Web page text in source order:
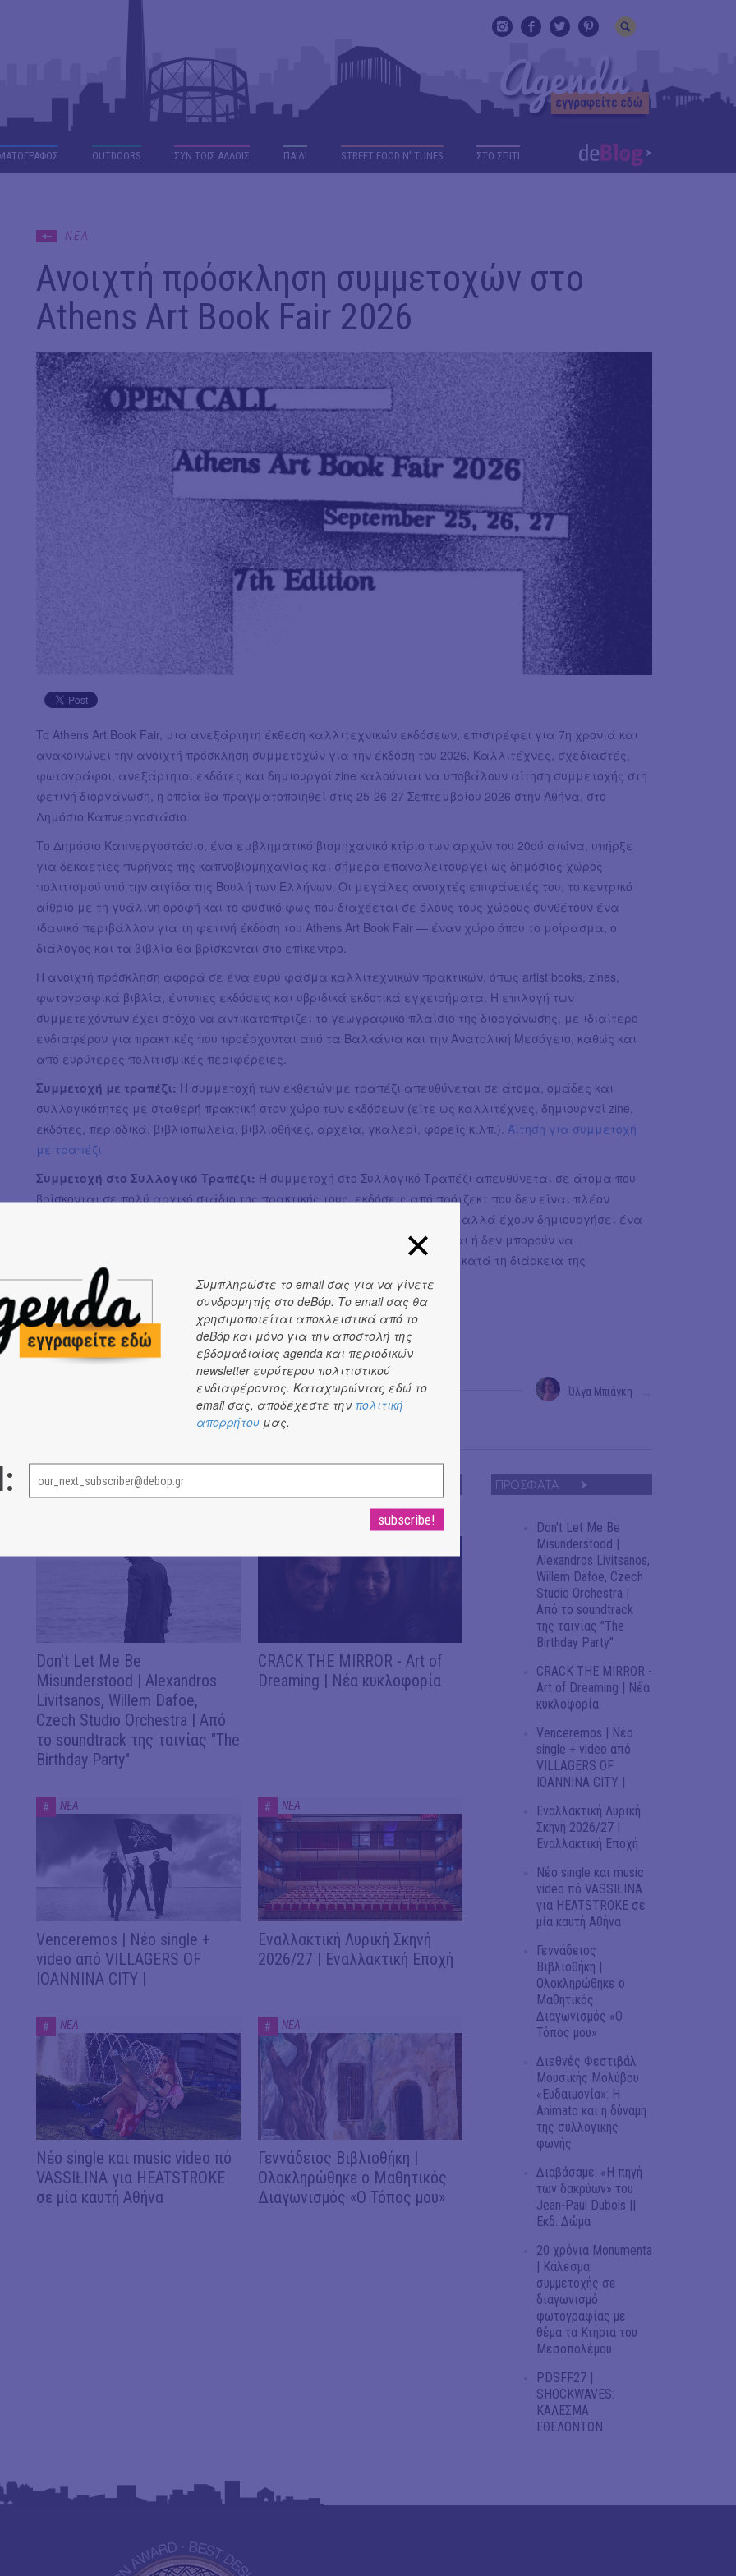
OUTDΟORS ΣΥΝ ΤΟΙΣ ΑΛΛΟΙΣ ΠΑΙΔΙ STREET FOOD N' TUNES ΣΤΟ ΣΠΙΤΙ
ΝΕΑ
Ανοιχτή πρόσκληση συμμετοχών στο
Athens Art Book Fair 2026
To Athens Art Book Fair, μια ανεξάρτητη έκθεση καλλιτεχνικών εκδόσεων, επιστρέφει για 7η χρονιά και
ανακοινώνει την ανοιχτή πρόσκληση συμμετοχών για την έκδοση του 2026. Καλλιτέχνες, σχεδιαστές,
φωτογράφοι, ανεξάρτητοι εκδότες και δημιουργοί zine καλούνται να υποβάλουν αίτηση συμμετοχής στη
φετινή διοργάνωση, η οποία θα πραγματοποιηθεί στις 25-26-27 Σεπτεμβρίου 2026 στην Αθήνα, στο
Δημόσιο Καπνεργοστάσιο.
Το Δημόσιο Καπνεργοστάσιο, ένα εμβληματικό βιομηχανικό κτίριο των αρχών του 20ού αιώνα, υπήρξε
για δεκαετίες πυρήνας της καπνοβιομηχανίας και σήμερα επαναλειτουργεί ως δημόσιος χώρος
πολιτισμού υπό την αιγίδα της Βουλή των Ελλήνων. Οι μεγάλες ανοιχτές επιφάνειές του, το κεντρικό
αίθριο με τη γυάλινη οροφή και το φυσικό φως που διαχέεται σε όλους τους χώρους συνθέτουν ένα
ιδανικό περιβάλλον για τη φετινή έκδοση του Athens Art Book Fair — έναν χώρο όπου το μοίρασμα, ο
διάλογος και τα βιβλία θα βρίσκονται στο επίκεντρο.
Η ανοιχτή πρόσκληση αφορά σε ένα ευρύ φάσμα καλλιτεχνικών πρακτικών, όπως artist books, zines,
φωτογραφικά βιβλία, έντυπες εκδόσεις και υβριδικά εκδοτικά εγχειρήματα. Η επιλογή των
συμμετεχόντων έχει στόχο να αντικατοπτρίζει το γεωγραφικό πλαίσιο της διοργάνωσης, με ιδιαίτερο
ενδιαφέρον για πρακτικές που προέρχονται από τα Βαλκάνια και την Ανατολική Μεσόγειο, καθώς και
από ευρύτερες πολιτισμικές περιφέρειες.
Συμμετοχή με τραπέζι: Η συμμετοχή των εκθετών με τραπέζι απευθύνεται σε άτομα, ομάδες και
συλλογικότητες με σταθερή πρακτική στον χώρο των εκδόσεων (είτε ως καλλιτέχνες, δημιουργοί zine,
εκδότες, περιοδικά, βιβλιοπωλεία, βιβλιοθήκες, αρχεία, γκαλερί, φορείς κ.λπ.). Αίτηση για συμμετοχή
με τραπέζι
Συμμετοχή στο Συλλογικό Τραπέζι: Η συμμετοχή στο Συλλογικό Τραπέζι απευθύνεται σε άτομα που
βρίσκονται σε πολύ αρχικό στάδιο της πρακτικής τους, εκδόσεις από πρότζεκτ που δεν είναι πλέον
ενεργά, καλλιτέχνες/πρότζεκτ που συνήθως δεν δουλεύουν με εκδόσεις αλλά έχουν δημιουργήσει ένα
artist book ή κάποια έκδοση, καλλιτέχνες/πρότζεκτ που δεν ενδιαφέρονται ή δεν μπορούν να
συμμετάσχουν με τραπέζι αλλά επιθυμούν να παρουσιάσουν ένα έργο κατά τη διάρκεια της
έκθεσης.Αίτηση για το Συλλογικό Τραπέζι
Διοργάνωση: Athens Art Book Fair
Οπτική Ταυτότητα: Keda Press
Επικοινωνία: True Colours Comms
Όλγα Μπιάγκη
ΝΕΑ
Don't Let Me Be
Misunderstood | Alexandros
Livitsanos, Willem Dafoe,
Czech Studio Orchestra | Από
το soundtrack της ταινίας "The
Birthday Party"
CRACK THE MIRROR - Art of
Dreaming | Νέα κυκλοφορία
# ΝΕΑ
Venceremos | Νέο single +
video από VILLAGERS OF
IOANNINA CITY |
# ΝΕΑ
Εναλλακτική Λυρική Σκηνή
2026/27 | Εναλλακτική Εποχή
# ΝΕΑ
Νέο single και music video πό
VASSIŁINA για HEATSTROKE
σε μία καυτή Αθήνα
# ΝΕΑ
Γεννάδειος Βιβλιοθήκη |
Ολοκληρώθηκε ο Μαθητικός
Διαγωνισμός «Ο Τόπος μου»
ΠΡΟΣΦΑΤΑ
Don't Let Me Be
Misunderstood |
Alexandros Livitsanos,
Willem Dafoe, Czech
Studio Orchestra |
Από το soundtrack
της ταινίας "The
Birthday Party"
CRACK THE MIRROR -
Art of Dreaming | Νέα
κυκλοφορία
Venceremos | Νέο
single + video από
VILLAGERS OF
IOANNINA CITY |
Εναλλακτική Λυρική
Σκηνή 2026/27 |
Εναλλακτική Εποχή
Νέο single και music
video πό VASSIŁINA
για HEATSTROKE σε
μία καυτή Αθήνα
Γεννάδειος
Βιβλιοθήκη |
Ολοκληρώθηκε ο
Μαθητικός
Διαγωνισμός «Ο
Τόπος μου»
Διεθνές Φεστιβάλ
Μουσικής Μολύβου
«Ευδαιμονία»: Η
Animato και η δύναμη
της συλλογικής
φωνής
Διαβάσαμε: «Η πηγή
των δακρύων» του
Jean-Paul Dubois ||
Εκδ. Δώμα
20 χρόνια Monumenta
| Κάλεσμα
συμμετοχής σε
διαγωνισμό
φωτογραφίας με
θέμα τα Κτήρια του
Μεσοπολέμου
PDSFF27 |
SHOCKWAVES:
ΚΑΛΕΣΜΑ
ΕΘΕΛΟΝΤΩΝ
Συμπληρώστε το email σας για να γίνετε
συνδρομητής στο deBόp. Το email σας θα
χρησιμοποιείται αποκλειστικά από το
deBόp και μόνο για την αποστολή της
εβδομαδιαίας agenda και περιοδικών
newsletter ευρύτερου πολιτιστικού
ενδιαφέροντος. Καταχωρώντας εδώ το
email σας, αποδέχεστε την πολιτική
απορρήτου μας.